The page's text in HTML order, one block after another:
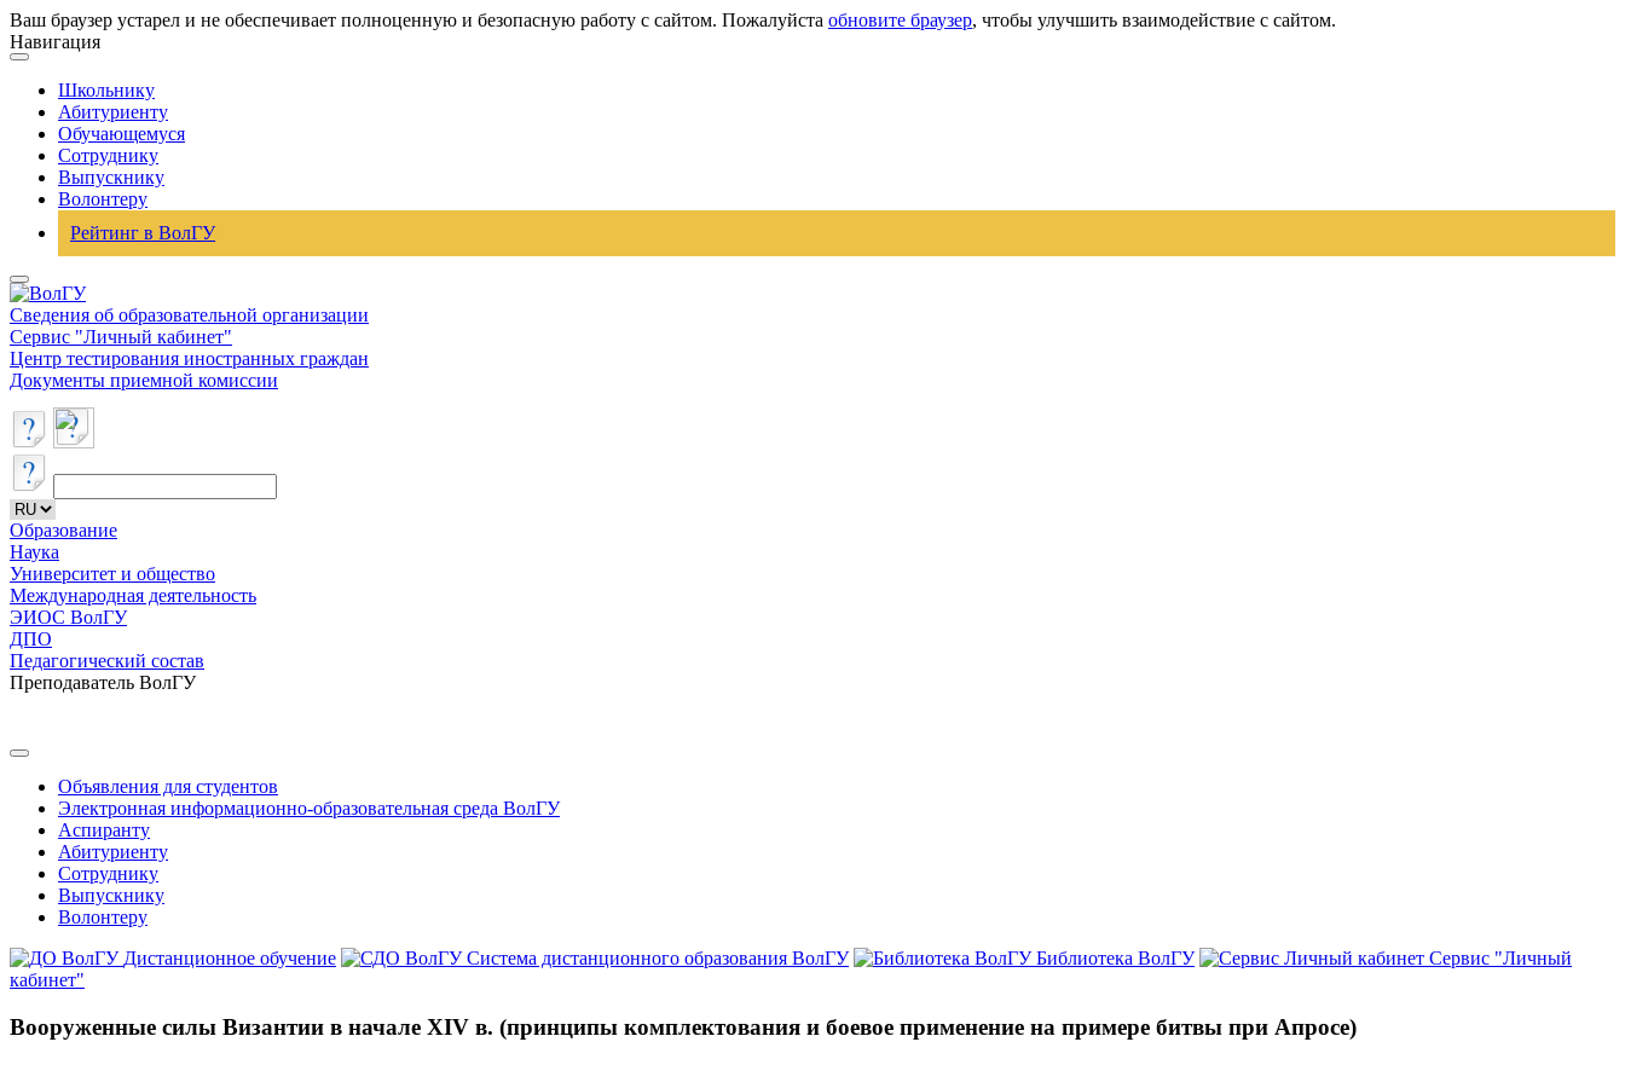
Ваш браузер устарел и не обеспечивает полноценную и безопасную работу с сайтом. Пожалуйста обновите браузер, чтобы улучшить взаимодействие с сайтом.
Навигация
Школьнику
Абитуриенту
Обучающемуся
Сотруднику
Выпускнику
Волонтеру
Рейтинг в ВолГУ
Сведения об образовательной организации
Сервис "Личный кабинет"
Центр тестирования иностранных граждан
Документы приемной комиссии
Образование
Наука
Университет и общество
Международная деятельность
ЭИОС ВолГУ
ДПО
Педагогический состав
Преподаватель ВолГУ
Объявления для студентов
Электронная информационно-образовательная среда ВолГУ
Аспиранту
Абитуриенту
Сотруднику
Выпускнику
Волонтеру
Дистанционное обучение
Система дистанционного образования ВолГУ Библиотека ВолГУ
Сервис "Личный
кабинет"
Вооруженные силы Византии в начале XIV в. (принципы комплектования и боевое применение на примере битвы при Апросе)